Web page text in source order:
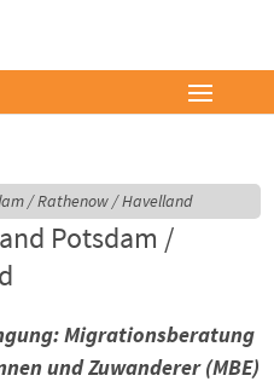
/ Rathenow / Havelland
Potsdam /
Migrationsberatung
und Zuwanderer (MBE)